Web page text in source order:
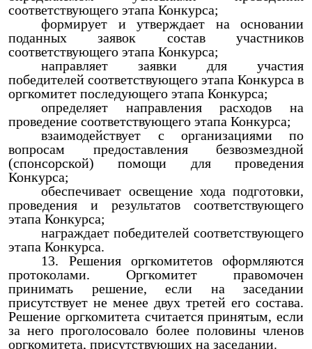
соответствующего этапа Конкурса;
формирует и утверждает на основании
поданных заявок состав участников
соответствующего этапа Конкурса;
направляет заявки для участия
победителей соответствующего этапа Конкурса в
оргкомитет последующего этапа Конкурса;
определяет направления расходов на
проведение соответствующего этапа Конкурса;
взаимодействует с организациями по
вопросам предоставления безвозмездной
(спонсорской) помощи для проведения
Конкурса;
обеспечивает освещение хода подготовки,
проведения и результатов соответствующего
этапа Конкурса;
награждает победителей соответствующего
этапа Конкурса.
Решения оргкомитетов оформляются
протоколами. Оргкомитет правомочен
принимать решение, если на заседании
присутствует не менее двух третей его состава.
Решение оргкомитета считается принятым, если
за него проголосовало более половины членов
оргкомитета, присутствующих на заседании.